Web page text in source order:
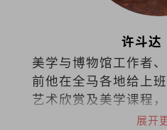
许斗达
美学与博物馆工作者
前他在全马各地给上
艺术欣赏及美学课程
政与文化策略的概念。
展开